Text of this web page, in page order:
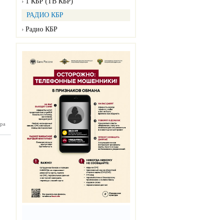
РАДИО КБР
Радио КБР
№46